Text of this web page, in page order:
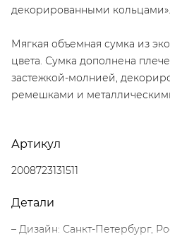
декорированными кольцами».
Мягкая объемная сумка из
цвета. Сумка дополнена
застежкой-молнией,
ремешками и
Артикул
2008723131511
Детали
– Дизайн: Санкт-Петербург,